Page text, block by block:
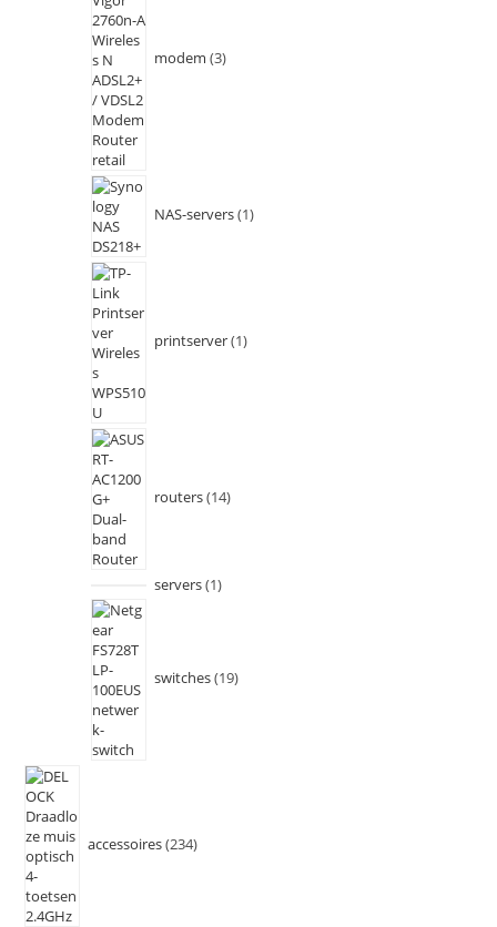
modem 3
NAS-servers 1
printserver 1
routers 14
servers 1
switches 19
accessoires 234